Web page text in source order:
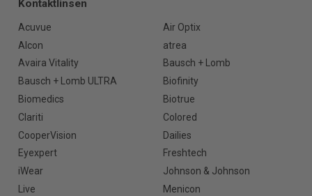
Kontaktlinsen
Acuvue
Air Optix
Alcon
atrea
Avaira Vitality
Bausch + Lomb
Bausch + Lomb ULTRA
Biofinity
Biomedics
Biotrue
Clariti
Colored
CooperVision
Dailies
Eyexpert
Freshtech
iWear
Johnson & Johnson
Live
Menicon